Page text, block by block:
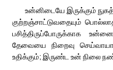
உன்னிடையே இருக்கும்
குற்றஞ்சாட்டுவதையும்
பசித்திருப்போருக்காக
தேவையை நிறைவு
உதிக்கும்; இருண்ட உன் நிலை